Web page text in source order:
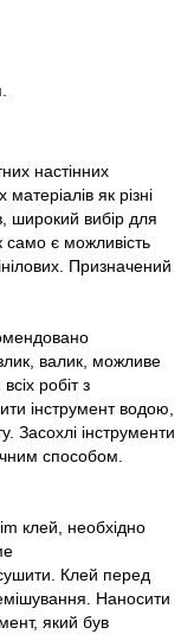
настінних
як різні
широкий вибір для
само є можливість
Призначений
валик, можливе
робіт з
інструмент водою,
Засохлі інструменти
способом.
клей, необхідно
Клей перед
Наносити
який був